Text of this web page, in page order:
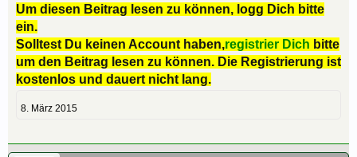
Um diesen Beitrag lesen zu können, logg Dich bitte
ein.
Solltest Du keinen Account haben,registrier Dich bitte
um den Beitrag lesen zu können. Die Registrierung ist
kostenlos und dauert nicht lang.
8. März 2015